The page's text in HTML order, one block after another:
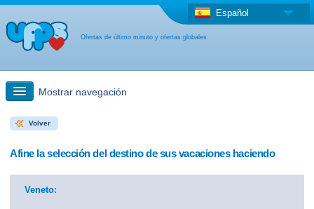
Ofertas de último minuto y ofertas globales
Español
Mostrar navegación
búsqueda rápida
Volver
Afine la selección del destino de sus vacaciones haciendo
Veneto: